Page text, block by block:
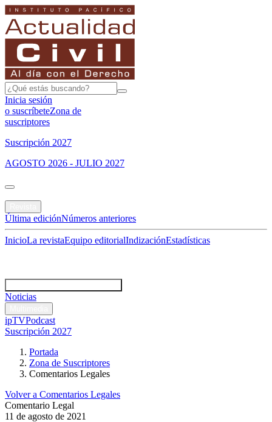
Inicia sesión
o suscríbeteZona de
suscriptores
Suscripción 2027
AGOSTO 2026 - JULIO 2027
Última ediciónNúmeros anteriores
InicioLa revistaEquipo editorialIndizaciónEstadísticas
Noticias
ipTVPodcast
Suscripción 2027
Portada
Zona de Suscriptores
Comentarios Legales
Volver a Comentarios Legales
Comentario Legal
11 de agosto de 2021